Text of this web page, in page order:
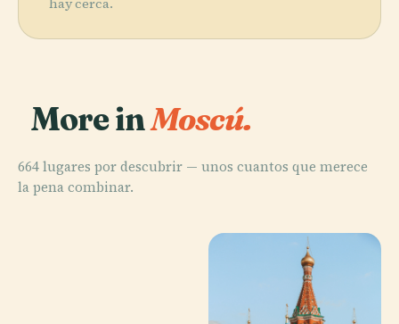
More inMoscú.
664 lugares por descubrir — unos cuantos que merece
la pena combinar.